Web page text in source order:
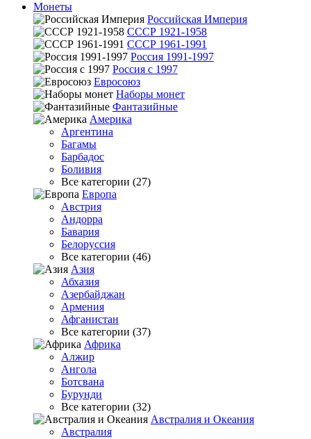
Монеты
Российская Империя
СССР 1921-1958
СССР 1961-1991
Россия 1991-1997
Россия с 1997
Евросоюз
Наборы монет
Фантазийные
Америка
Аргентина
Багамы
Барбадос
Боливия
Все категории (27)
Европа
Австрия
Андорра
Бавария
Белоруссия
Все категории (46)
Азия
Абхазия
Азербайджан
Армения
Афганистан
Все категории (37)
Африка
Алжир
Ангола
Ботсвана
Бурунди
Все категории (32)
Австралия и Океания
Австралия